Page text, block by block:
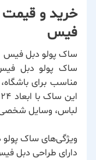
خرید و
فیس
ساک پولو دبل فیس
ساک پولو دبل
مناسب برای
لباس، وسایل شخصی
ویژگی‌های ساک
دارای طراحی دبل